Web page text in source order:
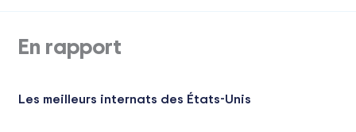
En rapport
Les meilleurs internats des États-Unis